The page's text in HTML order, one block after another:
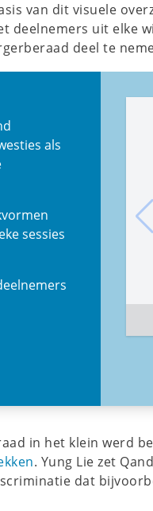
van dit visuele
deelnemers uit elke
deel te
als
sessies
in het klein werd
. Yung Lie zet
dat